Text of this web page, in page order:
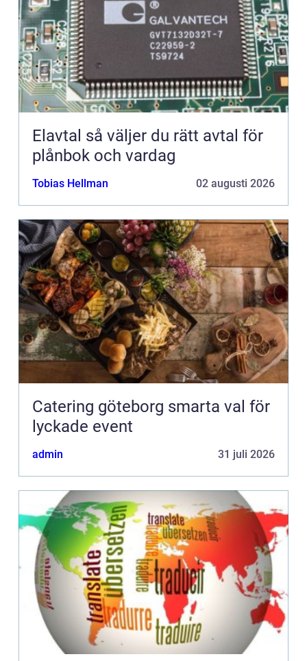
Elavtal så väljer du rätt avtal för
plånbok och vardag
Tobias Hellman 02 augusti 2026
Catering göteborg smarta val för
lyckade event
admin 31 juli 2026